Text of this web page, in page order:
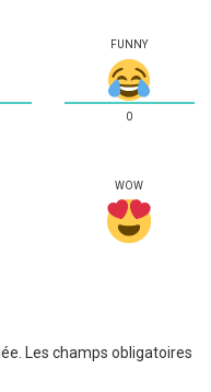
FUNNY
0
WOW
Les champs obligatoires